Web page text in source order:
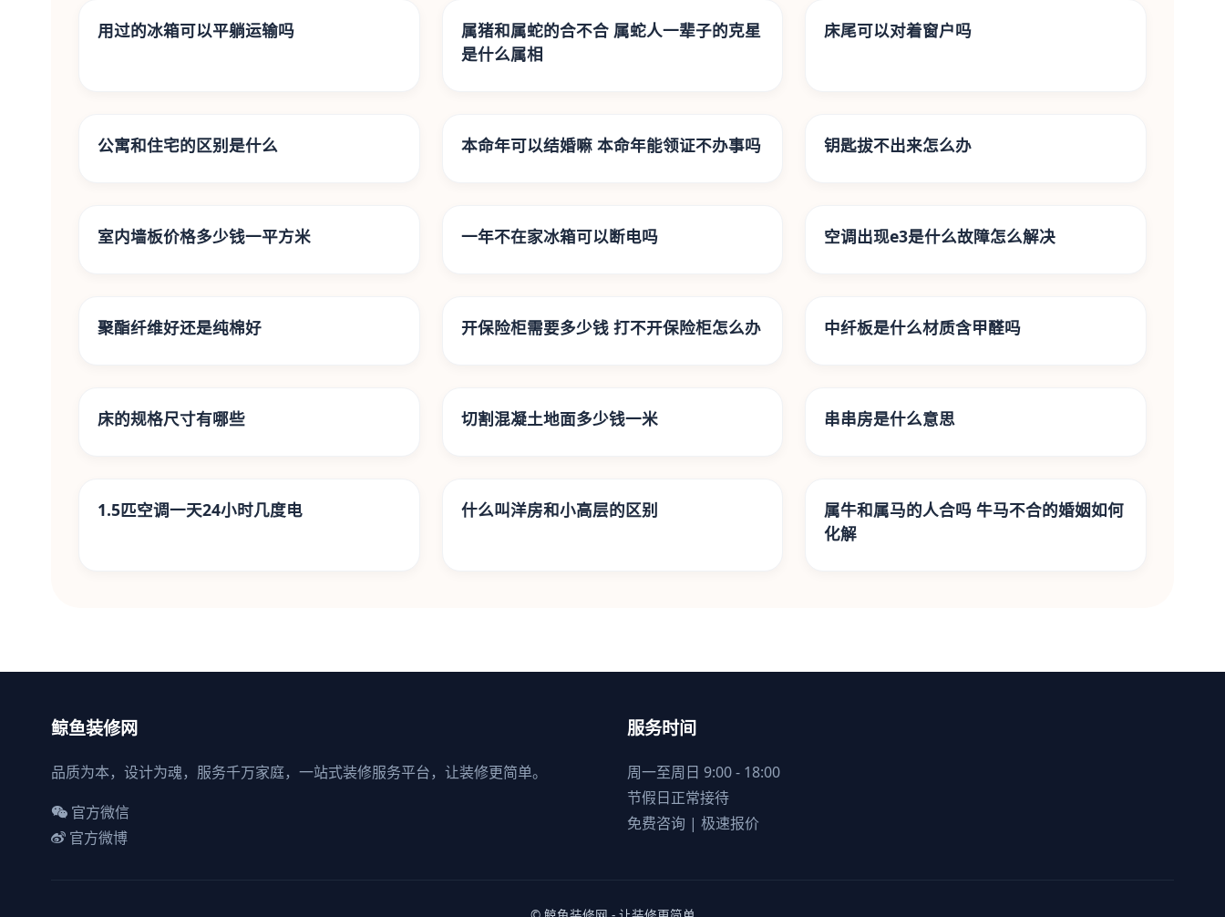
用过的冰箱可以平躺运输吗
属猪和属蛇的合不合 属蛇人一辈子的克星
是什么属相
床尾可以对着窗户吗
公寓和住宅的区别是什么 本命年可以结婚嘛 本命年能领证不办事吗 钥匙拔不出来怎么办
室内墙板价格多少钱一平方米 一年不在家冰箱可以断电吗 空调出现e3是什么故障怎么解决
聚酯纤维好还是纯棉好 开保险柜需要多少钱 打不开保险柜怎么办 中纤板是什么材质含甲醛吗
床的规格尺寸有哪些 切割混凝土地面多少钱一米 串串房是什么意思
1.5匹空调一天24小时几度电 什么叫洋房和小高层的区别
属牛和属马的人合吗 牛马不合的婚姻如何
化解
鲸鱼装修网
品质为本，设计为魂，服务千万家庭，一站式装修服务平台，让装修更简单。
官方微信
官方微博
服务时间
周一至周日 9:00 - 18:00
节假日正常接待
免费咨询 | 极速报价